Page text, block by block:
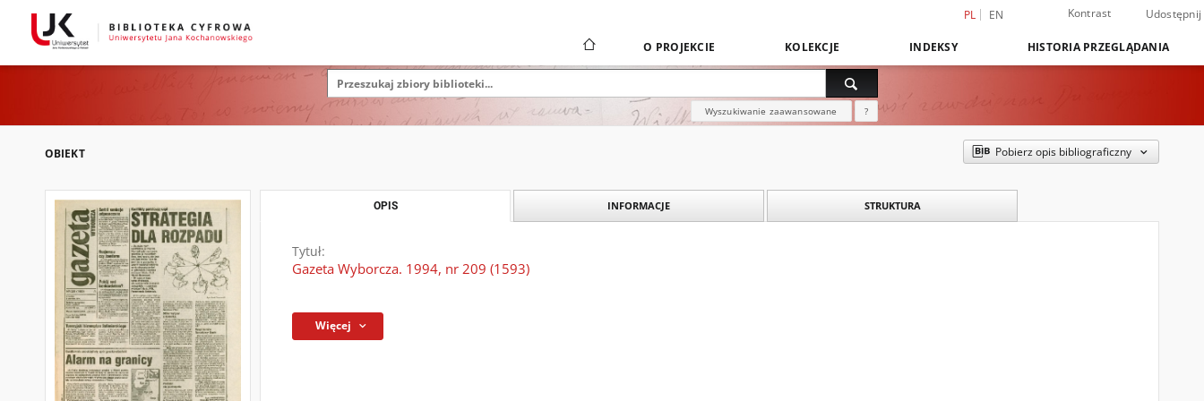
PL EN Kontrast Udostępnij
O PROJEKCIE KOLEKCJE INDEKSY HISTORIA PRZEGLĄDANIA
Wyszukiwanie zaawansowane ?
OBIEKT Pobierz opis bibliograficzny
OPIS INFORMACJE STRUKTURA
Tytuł:
Gazeta Wyborcza. 1994, nr 209 (1593)
Więcej